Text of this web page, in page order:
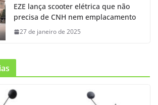
EZE lança scooter elétrica que não
precisa de CNH nem emplacamento
27 de janeiro de 2025